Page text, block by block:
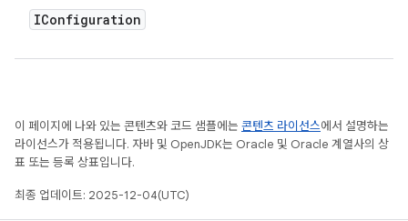
IConfiguration
이 페이지에 나와 있는 콘텐츠와 코드 샘플에는 콘텐츠 라이선스에서 설명하는
라이선스가 적용됩니다. 자바 및 OpenJDK는 Oracle 및 Oracle 계열사의 상
표 또는 등록 상표입니다.
최종 업데이트: 2025-12-04(UTC)